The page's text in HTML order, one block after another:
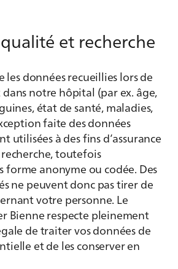
et recherche
les données recueillies lors de
notre hôpital (par ex. âge,
état de santé, maladies,
faite des données
utilisées à des fins d’assurance
toutefois
forme anonyme ou codée. Des
ne peuvent donc pas tirer de
votre personne. Le
Bienne respecte pleinement
de traiter vos données de
et de les conserver en